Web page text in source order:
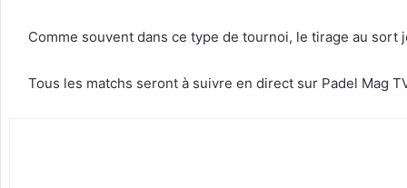
Comme souvent dans ce type de tournoi, le tirage au
Tous les matchs seront à suivre en direct sur Padel Mag